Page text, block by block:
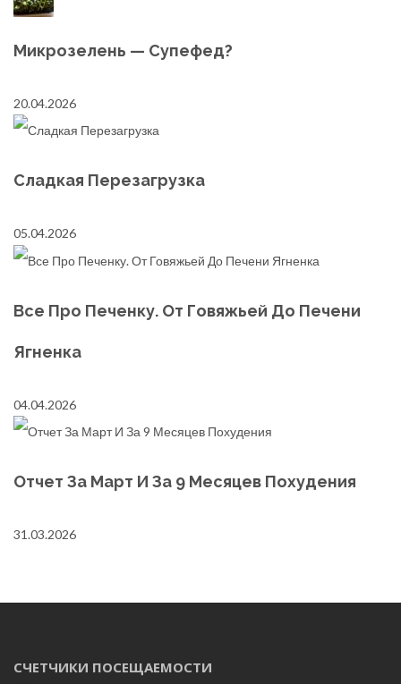
Микрозелень — Супефед?
20.04.2026
Сладкая Перезагрузка
05.04.2026
Все Про Печенку. От Говяжьей До Печени
Ягненка
04.04.2026
Отчет За Март И За 9 Месяцев Похудения
31.03.2026
СЧЕТЧИКИ ПОСЕЩАЕМОСТИ